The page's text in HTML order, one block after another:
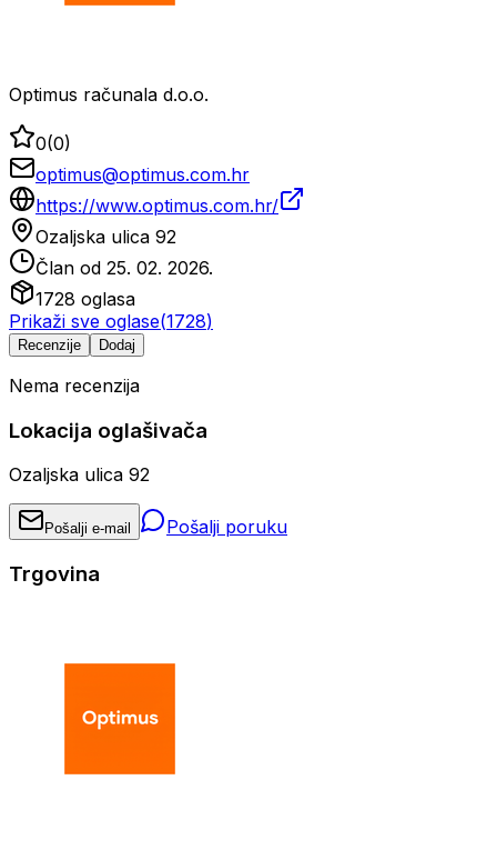
Optimus računala d.o.o.
0(0)
optimus@optimus.com.hr
https://www.optimus.com.hr/
Ozaljska ulica 92
Član od 25. 02. 2026.
1728 oglasa
Prikaži sve oglase(1728)
Recenzije Dodaj
Nema recenzija
Lokacija oglašivača
Ozaljska ulica 92
Pošalji e-mail Pošalji poruku
Trgovina